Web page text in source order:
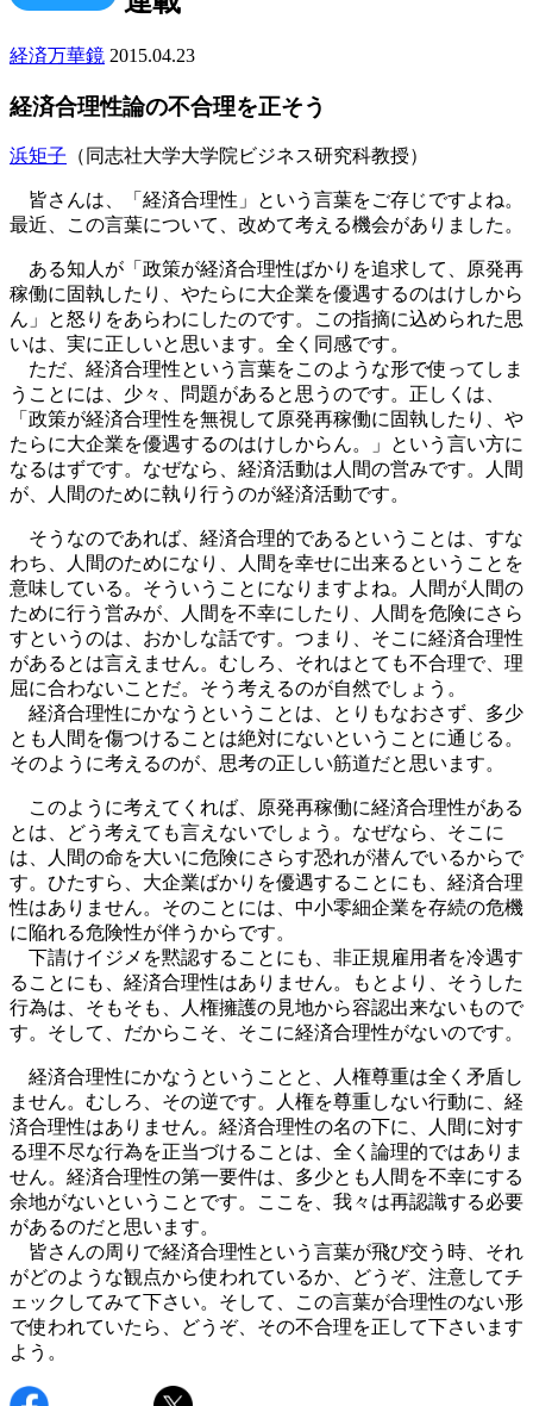
経済万華鏡 2015.04.23
経済合理性論の不合理を正そう
浜矩子 （同志社大学大学院ビジネス研究科教授）
皆さんは、「経済合理性」という言葉をご存じですよね。
最近、この言葉について、改めて考える機会がありました。
ある知人が「政策が経済合理性ばかりを追求して、原発再
稼働に固執したり、やたらに大企業を優遇するのはけしから
ん」と怒りをあらわにしたのです。この指摘に込められた思
いは、実に正しいと思います。全く同感です。
ただ、経済合理性という言葉をこのような形で使ってしま
うことには、少々、問題があると思うのです。正しくは、
「政策が経済合理性を無視して原発再稼働に固執したり、や
たらに大企業を優遇するのはけしからん。」という言い方に
なるはずです。なぜなら、経済活動は人間の営みです。人間
が、人間のために執り行うのが経済活動です。
そうなのであれば、経済合理的であるということは、すな
わち、人間のためになり、人間を幸せに出来るということを
意味している。そういうことになりますよね。人間が人間の
ために行う営みが、人間を不幸にしたり、人間を危険にさら
すというのは、おかしな話です。つまり、そこに経済合理性
があるとは言えません。むしろ、それはとても不合理で、理
屈に合わないことだ。そう考えるのが自然でしょう。
経済合理性にかなうということは、とりもなおさず、多少
とも人間を傷つけることは絶対にないということに通じる。
そのように考えるのが、思考の正しい筋道だと思います。
このように考えてくれば、原発再稼働に経済合理性がある
とは、どう考えても言えないでしょう。なぜなら、そこに
は、人間の命を大いに危険にさらす恐れが潜んでいるからで
す。ひたすら、大企業ばかりを優遇することにも、経済合理
性はありません。そのことには、中小零細企業を存続の危機
に陥れる危険性が伴うからです。
下請けイジメを黙認することにも、非正規雇用者を冷遇す
ることにも、経済合理性はありません。もとより、そうした
行為は、そもそも、人権擁護の見地から容認出来ないもので
す。そして、だからこそ、そこに経済合理性がないのです。
経済合理性にかなうということと、人権尊重は全く矛盾し
ません。むしろ、その逆です。人権を尊重しない行動に、経
済合理性はありません。経済合理性の名の下に、人間に対す
る理不尽な行為を正当づけることは、全く論理的ではありま
せん。経済合理性の第一要件は、多少とも人間を不幸にする
余地がないということです。ここを、我々は再認識する必要
があるのだと思います。
皆さんの周りで経済合理性という言葉が飛び交う時、それ
がどのような観点から使われているか、どうぞ、注意してチ
ェックしてみて下さい。そして、この言葉が合理性のない形
で使われていたら、どうぞ、その不合理を正して下さいます
よう。